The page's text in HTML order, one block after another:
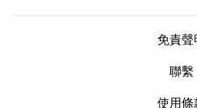
免責聲
聯繫
使用條